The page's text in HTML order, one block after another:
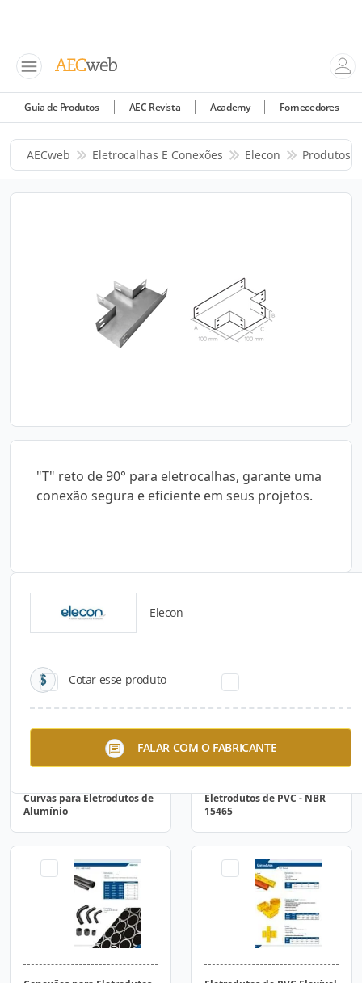
Guia de Produtos AEC Revista Academy Fornecedores
AECweb Eletrocalhas E Conexões Elecon Produtos
"T" reto de 90° para eletrocalhas, garante uma
conexão segura e eficiente em seus projetos.
Elecon
Cotar esse produto
FALAR COM O FABRICANTE
Catálogos para Download
Curvas para Eletrodutos de
Alumínio
Eletrodutos de PVC - NBR
15465